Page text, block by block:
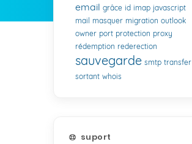
email grâce id imap javascript
mail masquer migration outlook
owner port protection proxy
rédemption rederection
sauvegarde smtp transfer
sortant whois
suport